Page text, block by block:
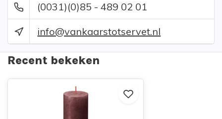
(0031)(0)85 - 489 02 01
info@vankaarstotservet.nl
Recent bekeken